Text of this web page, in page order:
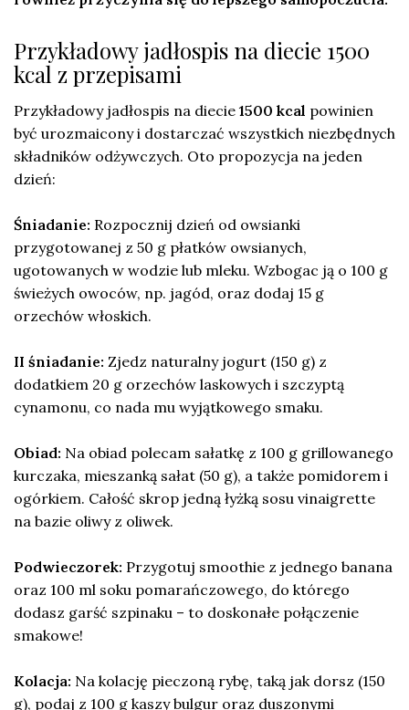
Przykładowy jadłospis na diecie 1500
kcal z przepisami
Przykładowy jadłospis na diecie1500 kcal powinien
być urozmaicony i dostarczać wszystkich niezbędnych
składników odżywczych. Oto propozycja na jeden
dzień:
Śniadanie: Rozpocznij dzień od owsianki
przygotowanej z 50 g płatków owsianych,
ugotowanych w wodzie lub mleku. Wzbogac ją o 100 g
świeżych owoców, np. jagód, oraz dodaj 15 g
orzechów włoskich.
II śniadanie: Zjedz naturalny jogurt (150 g) z
dodatkiem 20 g orzechów laskowych i szczyptą
cynamonu, co nada mu wyjątkowego smaku.
Obiad: Na obiad polecam sałatkę z 100 g grillowanego
kurczaka, mieszanką sałat (50 g), a także pomidorem i
ogórkiem. Całość skrop jedną łyżką sosu vinaigrette
na bazie oliwy z oliwek.
Podwieczorek: Przygotuj smoothie z jednego banana
oraz 100 ml soku pomarańczowego, do którego
dodasz garść szpinaku – to doskonałe połączenie
smakowe!
Kolacja: Na kolację pieczoną rybę, taką jak dorsz (150
g), podaj z 100 g kaszy bulgur oraz duszonymi